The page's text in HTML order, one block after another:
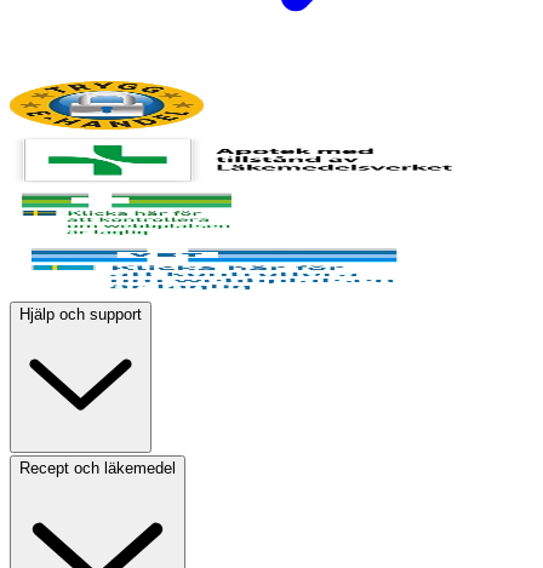
Hjälp och support
Recept och läkemedel